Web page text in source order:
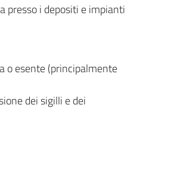
presso i depositi e impianti
o esente (principalmente
dei sigilli e dei